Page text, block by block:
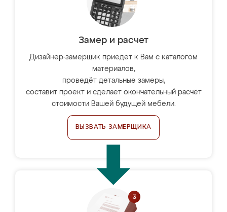
Замер и расчет
Дизайнер-замерщик приедет к Вам с каталогом
материалов,
проведёт детальные замеры,
составит проект и сделает окончательный расчёт
стоимости Вашей будущей мебели.
ВЫЗВАТЬ ЗАМЕРЩИКА